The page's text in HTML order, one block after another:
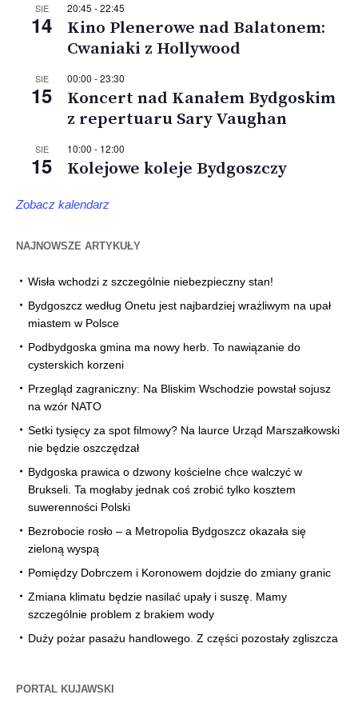
SIE
14
20:45 -22:45
Kino Plenerowe nad Balatonem:
Cwaniaki z Hollywood
SIE
15
00:00 -23:30
Koncert nad Kanałem Bydgoskim
z repertuaru Sary Vaughan
SIE
15
10:00 - 12:00
Kolejowe koleje Bydgoszczy
Zobacz kalendarz
NAJNOWSZE ARTYKUŁY
Wisła wchodzi z szczególnie niebezpieczny stan!
Bydgoszcz według Onetu jest najbardziej wrażliwym na upał
miastem w Polsce
Podbydgoska gmina ma nowy herb. To nawiązanie do
cysterskich korzeni
Przegląd zagraniczny: Na Bliskim Wschodzie powstał sojusz
na wzór NATO
Setki tysięcy za spot filmowy? Na laurce Urząd Marszałkowski
nie będzie oszczędzał
Bydgoska prawica o dzwony kościelne chce walczyć w
Brukseli. Ta mogłaby jednak coś zrobić tylko kosztem
suwerenności Polski
Bezrobocie rosło – a Metropolia Bydgoszcz okazała się
zieloną wyspą
Pomiędzy Dobrczem i Koronowem dojdzie do zmiany granic
Zmiana klimatu będzie nasilać upały i suszę. Mamy
szczególnie problem z brakiem wody
Duży pożar pasażu handlowego. Z części pozostały zgliszcza
PORTAL KUJAWSKI